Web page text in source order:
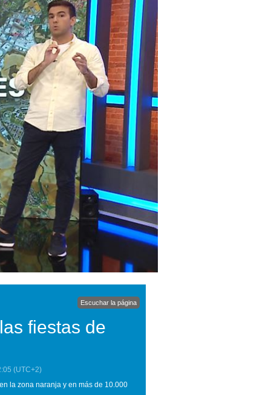
Escuchar la página
fiestas de
(UTC+2)
la zona naranja y en más de 10.000